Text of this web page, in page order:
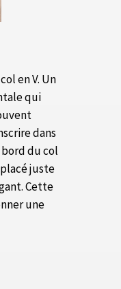
en V. Un
qui
dans
du col
juste
Cette
une